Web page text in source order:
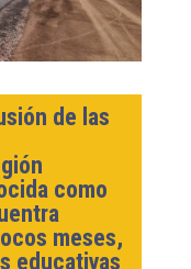
de las
como
meses,
educativas